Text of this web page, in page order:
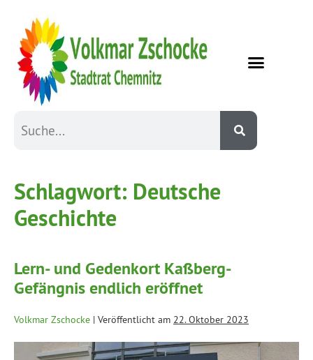
Schlagwort: Deutsche
Geschichte
Lern- und Gedenkort Kaßberg-
Gefängnis endlich eröffnet
Volkmar Zschocke | Veröffentlicht am 22. Oktober 2023